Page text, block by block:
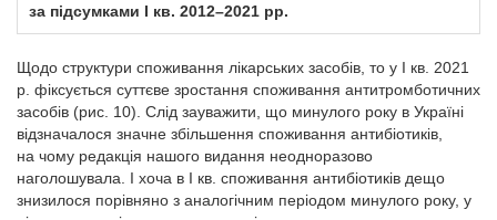
за підсумками І кв. 2012–2021 рр.
Щодо структури споживання лікарських засобів, то у І кв. 2021
р. фіксується суттєве зростання споживання антитромботичних
засобів (рис. 10). Слід зауважити, що минулого року в Україні
відзначалося значне збільшення споживання антибіотиків,
на чому редакція нашого видання неодноразово
наголошувала. І хоча в І кв. споживання антибіотиків дещо
знизилося порівняно з аналогічним періодом минулого року, у